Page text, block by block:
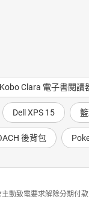
Kobo Clara 電子書閱讀
Dell XPS 15
後背包
動致電要求解除分期付款